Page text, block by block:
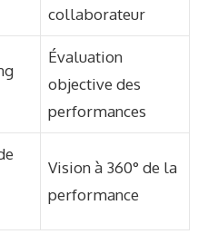
collaborateur
Évaluation
objective des
performances
Vision à 360° de la
performance